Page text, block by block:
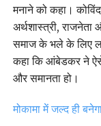
मनाने को कहा।
अर्थशास्त्री,
समाज के भले के लिए
कहा कि आंबेडकर ने ऐसे
और समानता हो।
मोकामा में जल्द ही